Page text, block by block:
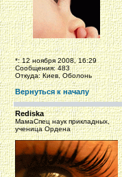
*: 12 ноября 2008, 16:29
Сообщения: 483
Откуда: Киев, Оболонь
Вернуться к началу
Rediska
МамаСпец наук прикладных,
ученица Ордена